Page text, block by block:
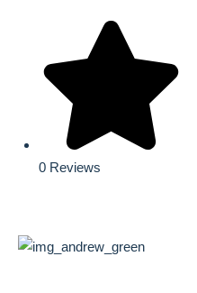
0 Reviews